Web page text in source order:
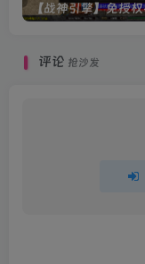
评论 抢沙发